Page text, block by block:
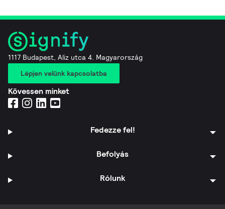
1117 Budapest, Aliz utca 4. Magyarország
Lépjen velünk kapcsolatba
Kövessen minket
Fedezze fel!
Befolyás
Rólunk